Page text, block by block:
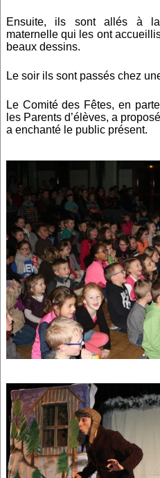
Ensuite, ils sont allés à
maternelle qui les ont
beaux dessins.
Le soir ils sont passés chez
Le Comité des Fêtes, en
les Parents d’élèves, a
a enchanté le public présent.